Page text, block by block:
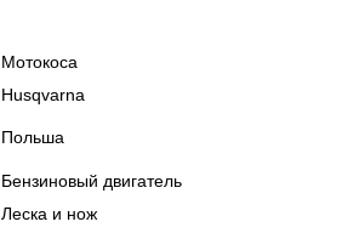
Мотокоса
Husqvarna
Польша
Бензиновый двигатель
Леска и нож